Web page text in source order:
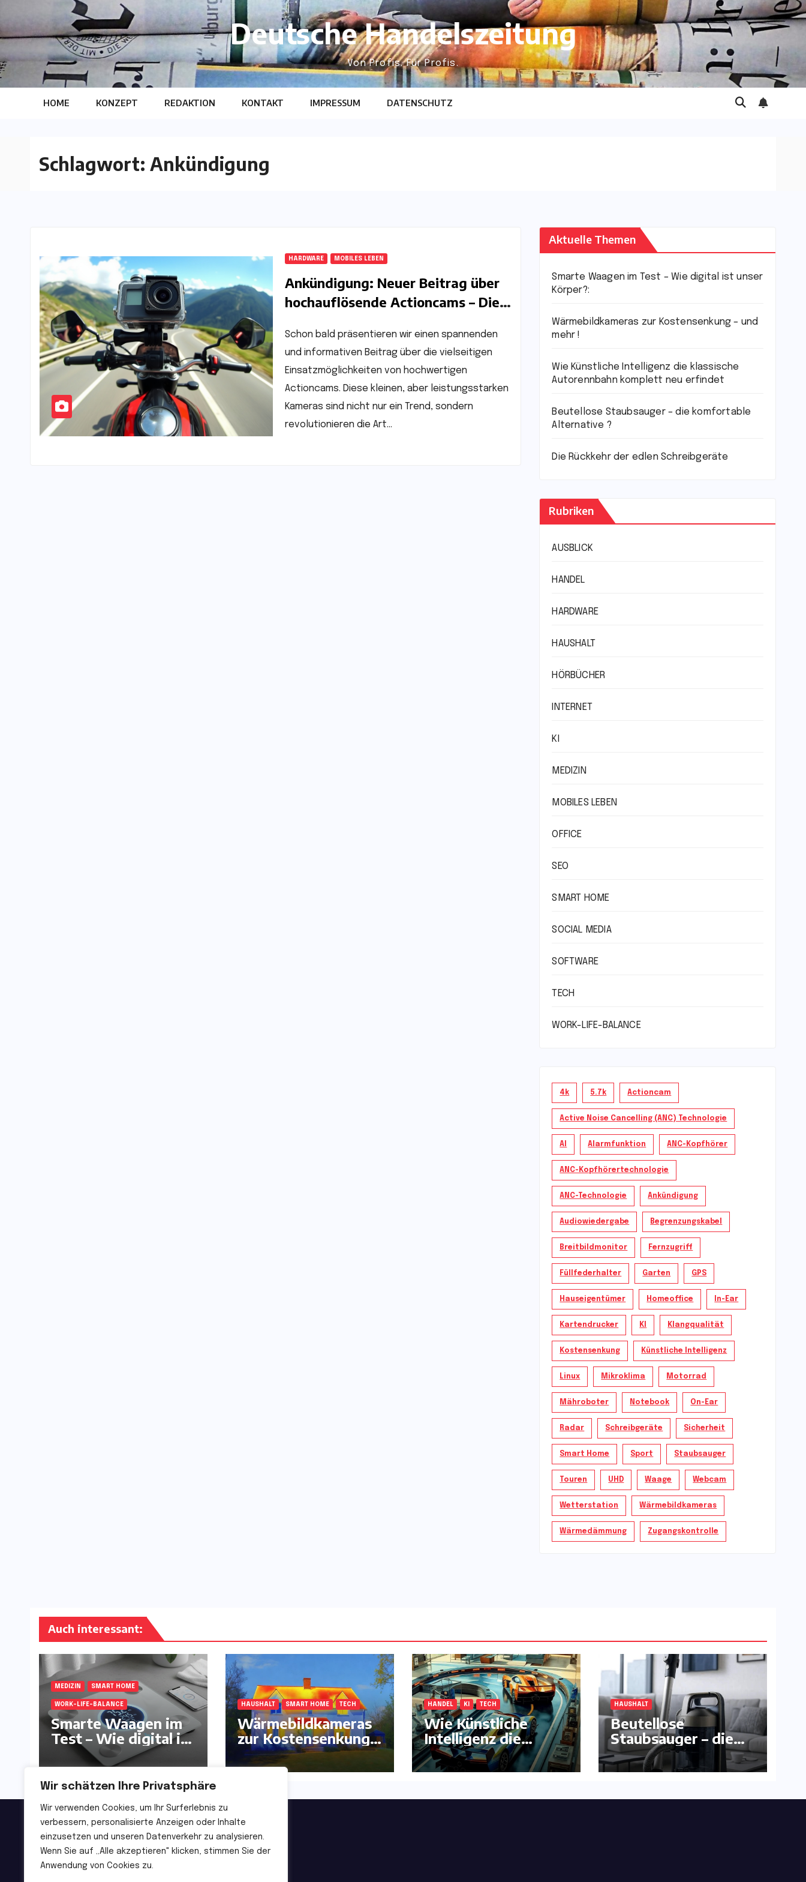
Wir schätzen Ihre Privatsphäre
Wir verwenden Cookies, um Ihr Surferlebnis zu
verbessern, personalisierte Anzeigen oder Inhalte
einzusetzen und unseren Datenverkehr zu analysieren.
Wenn Sie auf „Alle akzeptieren" klicken, stimmen Sie der
Anwendung von Cookies zu.
to
content
Deutsche Handelszeitung
Von Profis. Für Profis.
HOME KONZEPT REDAKTION KONTAKT IMPRESSUM DATENSCHUTZ
Schlagwort: Ankündigung
HARDWARE MOBILES LEBEN
Ankündigung: Neuer Beitrag über
hochauflösende Actioncams – Die
Motorradfahrer!
Schon bald präsentieren wir einen spannenden
und informativen Beitrag über die vielseitigen
Einsatzmöglichkeiten von hochwertigen
Actioncams. Diese kleinen, aber leistungsstarken
Kameras sind nicht nur ein Trend, sondern
revolutionieren die Art…
Aktuelle Themen
Smarte Waagen im Test – Wie digital ist unser
Körper?:
Wärmebildkameras zur Kostensenkung – und
mehr !
Wie Künstliche Intelligenz die klassische
Autorennbahn komplett neu erfindet
Beutellose Staubsauger – die komfortable
Alternative ?
Die Rückkehr der edlen Schreibgeräte
Rubriken
AUSBLICK
HANDEL
HARDWARE
HAUSHALT
HÖRBÜCHER
INTERNET
KI
MEDIZIN
MOBILES LEBEN
OFFICE
SEO
SMART HOME
SOCIAL MEDIA
SOFTWARE
TECH
WORK-LIFE-BALANCE
4k 5.7k Actioncam
Active Noise Cancelling (ANC) Technologie
AI Alarmfunktion ANC-Kopfhörer
ANC-Kopfhörertechnologie
ANC-Technologie Ankündigung
Audiowiedergabe Begrenzungskabel
Breitbildmonitor Fernzugriff
Füllfederhalter Garten GPS
Hauseigentümer Homeoffice In-Ear
Kartendrucker KI Klangqualität
Kostensenkung Künstliche Intelligenz
Linux Mikroklima Motorrad
Mähroboter Notebook On-Ear
Radar Schreibgeräte Sicherheit
Smart Home Sport Staubsauger
Touren UHD Waage Webcam
Wetterstation Wärmebildkameras
Wärmedämmung Zugangskontrolle
Auch interessant:
MEDIZIN SMART HOME
WORK-LIFE-BALANCE
Smarte Waagen im
Test – Wie digital ist
unser Körper?:
HAUSHALT SMART HOME TECH
Wärmebildkameras
zur Kostensenkung –
und mehr !
HANDEL KI TECH
Wie Künstliche
Intelligenz die
klassische
Autorennbahn
erfindet
HAUSHALT
Beutellose
Staubsauger – die
komfortable
Alternative ?
Deutsche Handelszeitung
Von Profis. Für Profis.